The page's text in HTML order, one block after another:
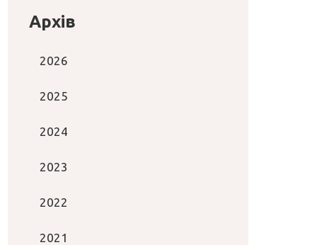
Архів
2026
2025
2024
2023
2022
2021